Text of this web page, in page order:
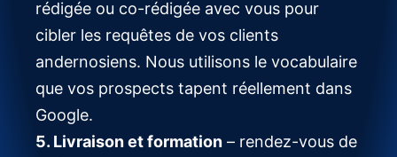
rédigée ou co-rédigée avec vous pour
cibler les requêtes de vos clients
andernosiens. Nous utilisons le vocabulaire
que vos prospects tapent réellement dans
Google.
5. Livraison et formation – rendez-vous de